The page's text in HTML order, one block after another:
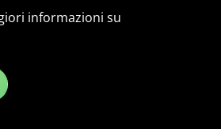
informazioni su